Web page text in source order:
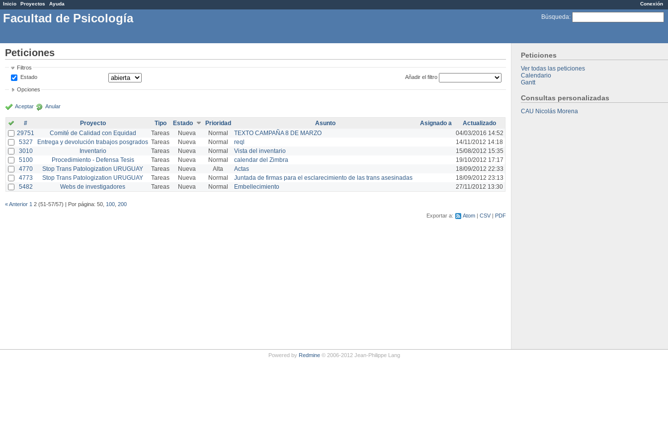
Conexión
Inicio Proyectos Ayuda
Búsqueda:
Facultad de Psicología
Peticiones
Ver todas las peticiones
Calendario
Gantt
Consultas personalizadas
CAU Nicolás Morena
Peticiones
Filtros
Estado
Añadir el filtro
Opciones
Aceptar Anular
# Proyecto Tipo Estado Prioridad Asunto Asignado a
Actualizado
29751
Comité de Calidad con Equidad Tareas Nueva Normal TEXTO CAMPAÑA 8 DE MARZO
04/03/2016 14:52
5327
Entrega y devolución trabajos posgrados Tareas Nueva Normal reql
14/11/2012 14:18
3010
Inventario Tareas Nueva Normal Vista del inventario
15/08/2012 15:35
5100
Procedimiento - Defensa Tesis Tareas Nueva Normal calendar del Zimbra
19/10/2012 17:17
4770
Stop Trans Patologization URUGUAY Tareas Nueva Alta Actas
18/09/2012 22:33
4773
Stop Trans Patologization URUGUAY Tareas Nueva Normal Juntada de firmas para el esclarecimiento de las trans asesinadas
18/09/2012 23:13
5482
Webs de investigadores Tareas Nueva Normal Embellecimiento 27/11/2012 13:30
« Anterior 1 2 (51-57/57) | Por página: 50, 100 200
Exportar a:
Atom CSV PDF
Powered by Redmine© 2006-2012 Jean-Philippe Lang